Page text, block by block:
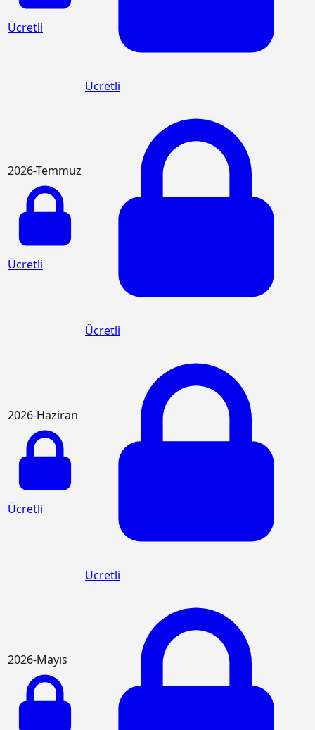
Ücretli
Ücretli
2026-Temmuz
Ücretli
Ücretli
2026-Haziran
Ücretli
Ücretli
2026-Mayıs